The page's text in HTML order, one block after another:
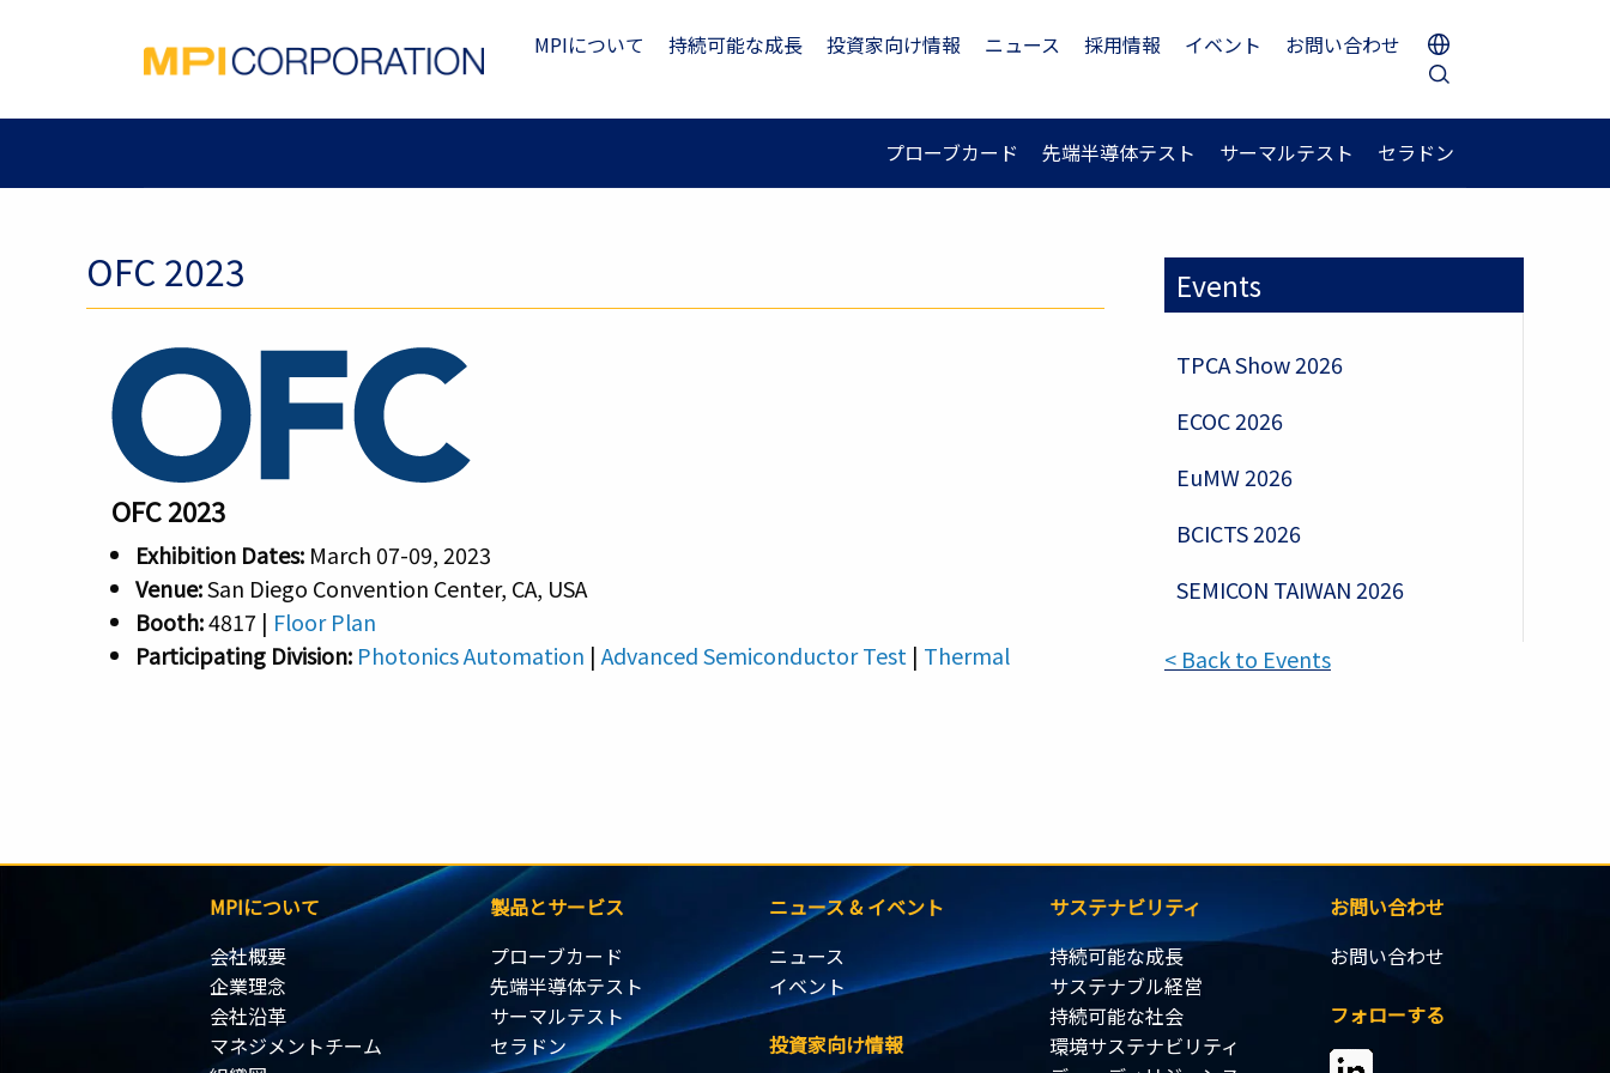
MPIについて 持続可能な成長 投資家向け情報 ニュース 採用情報 イベント お問い合わせ
プローブカード 先端半導体テスト サーマルテスト セラドン
OFC 2023
OFC 2023
Exhibition Dates: March 07-09, 2023
Venue:San Diego Convention Center, CA, USA
Booth:4817 | Floor Plan
Participating Division: Photonics Automation |Advanced Semiconductor Test | Thermal
Events
TPCA Show 2026
ECOC 2026
EuMW 2026
BCICTS 2026
SEMICON TAIWAN 2026
< Back to Events
MPIについて
会社概要
企業理念
会社沿革
マネジメントチーム
製品とサービス
プローブカード
先端半導体テスト
サーマルテスト
セラドン
ニュース & イベント
ニュース
イベント
投資家向け情報
サステナビリティ
持続可能な成長
サステナブル経営
持続可能な社会
環境サステナビリティ
お問い合わせ
お問い合わせ
フォローする